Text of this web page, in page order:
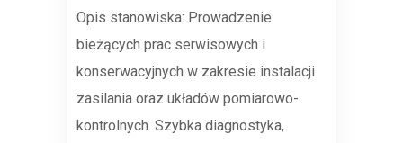
Opis stanowiska: Prowadzenie
bieżących prac serwisowych i
konserwacyjnych w zakresie instalacji
zasilania oraz układów pomiarowo-
kontrolnych. Szybka diagnostyka,